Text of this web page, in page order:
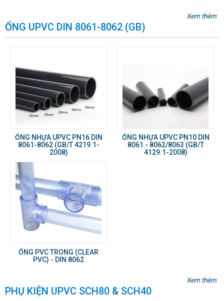
Xem thêm
ỐNG UPVC DIN 8061-8062 (GB)
ỐNG NHỰA UPVC PN16 DIN
8061-8062 (GB/T 4219.1-
2008)
ỐNG NHỰA UPVC PN10 DIN
8061 - 8062/8063 (GB/T
4129.1-2008)
ỐNG PVC TRONG (CLEAR
PVC) - DIN 8062
Xem thêm
PHỤ KIỆN UPVC SCH80 & SCH40